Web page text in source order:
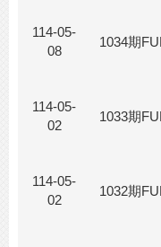
114-05-
08
1034期
114-05-
02
1033期
114-05-
02
1032期